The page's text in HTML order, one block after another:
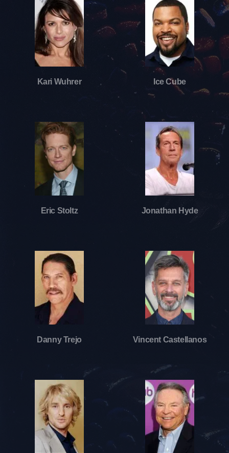
Kari Wuhrer Ice Cube
Eric Stoltz Jonathan Hyde
Danny Trejo Vincent Castellanos